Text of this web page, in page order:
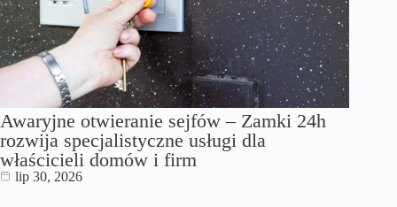
Awaryjne otwieranie sejfów – Zamki 24h
rozwija specjalistyczne usługi dla
właścicieli domów i firm
lip 30, 2026